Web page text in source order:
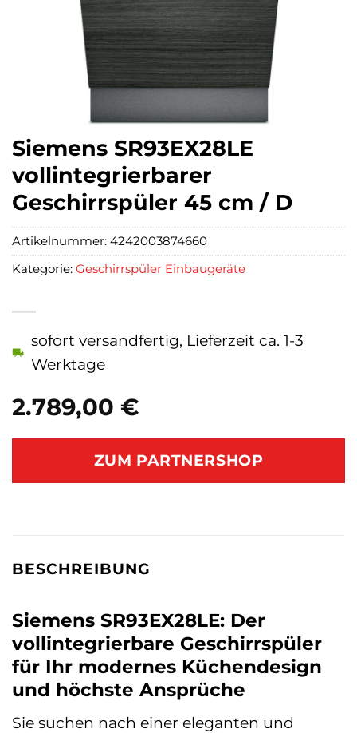
Siemens SR93EX28LE
vollintegrierbarer
Geschirrspüler 45 cm / D
2.789,00 €
sofort versandfertig, Lieferzeit ca. 1-3
Werktage
ZUM PARTNERSHOP
Artikelnummer: 4242003874660
Kategorie: Geschirrspüler Einbaugeräte
BESCHREIBUNG
Siemens SR93EX28LE: Der
vollintegrierbare Geschirrspüler
für Ihr modernes Küchendesign
und höchste Ansprüche
Sie suchen nach einer eleganten und